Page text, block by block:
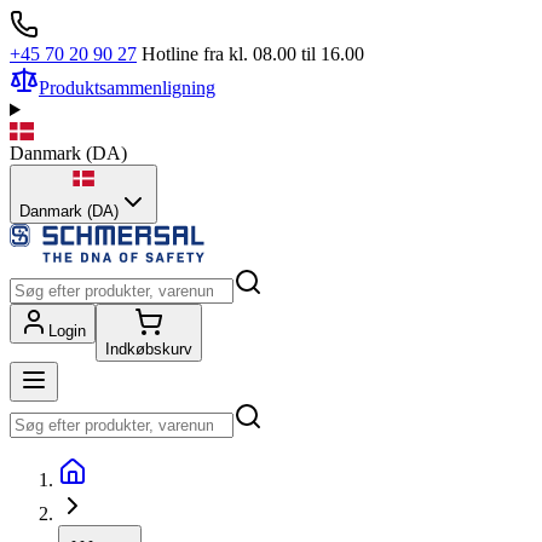
+45 70 20 90 27 Hotline fra kl. 08.00 til 16.00
Produktsammenligning
Danmark (DA)
Danmark (DA)
Login
Indkøbskurv